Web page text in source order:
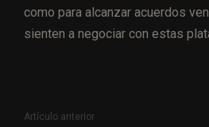
como para alcanzar acuerdos
sienten a negociar con estas
Artículo anterior